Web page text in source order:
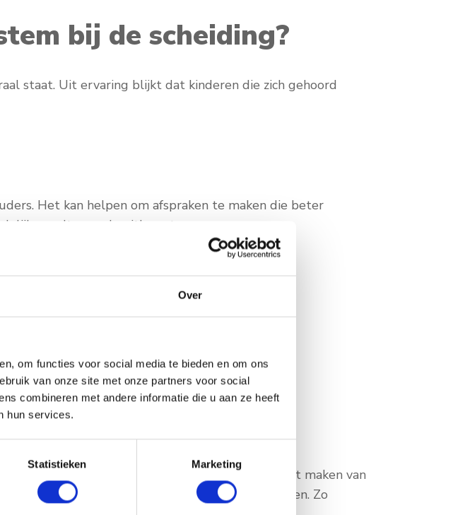
Over
om functies voor social media te bieden en om ons
van onze site met onze partners voor social
combineren met andere informatie die u aan ze heeft
hun services.
Statistieken Marketing
bij de scheiding?
staat. Uit ervaring blijkt dat kinderen die zich gehoord
Het kan helpen om afspraken te maken die beter
wordt voor de uitkomst.
bij scheiden met kinderen. We helpen bij het maken van
stem van het kind zorgvuldig wordt meegenomen. Zo